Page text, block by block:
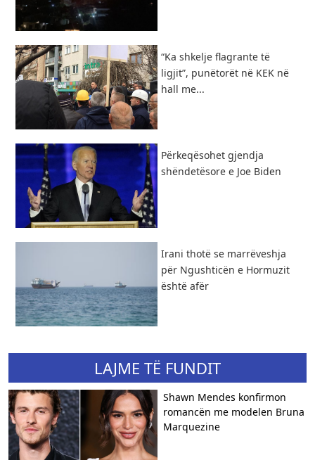
“Ka shkelje flagrante të
ligjit”, punëtorët në KEK në
hall me...
Përkeqësohet gjendja
shëndetësore e Joe Biden
Irani thotë se marrëveshja
për Ngushticën e Hormuzit
është afër
LAJME TË FUNDIT
Shawn Mendes konfirmon
romancën me modelen Bruna
Marquezine